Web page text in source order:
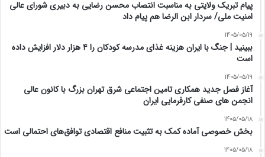
پیام تبریک ولایتی به مناسبت انتصاب محسن رضایی به دبیری شورای عالی
امنیت ملی/ سردار ابن الرضا هم پیام داد
1405/05/19
ببینید | جنگ با ایران هزینه غذای مدرسه کودکان را ۴ هزار دلار افزایش داده
است
1405/05/19
آغاز فصل جدید همکاری تامین اجتماعی شرق تهران بزرگ با کانون عالی
انجمن های صنفی کارفرمایی ایران
1405/05/18
بخش خصوصی آماده کمک به تثبیت منافع اقتصادی توافق‌های احتمالی است
1405/05/18